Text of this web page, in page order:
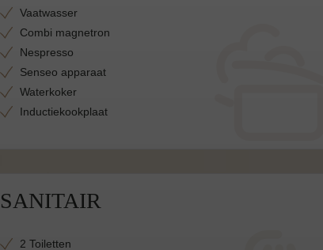
Vaatwasser
Combi magnetron
Nespresso
Senseo apparaat
Waterkoker
Inductiekookplaat
SANITAIR
2 Toiletten